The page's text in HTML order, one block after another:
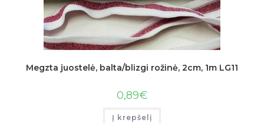
Megzta juostelė, balta/blizgi rožinė, 2cm, 1m LG11
0,89€
Į krepšelį